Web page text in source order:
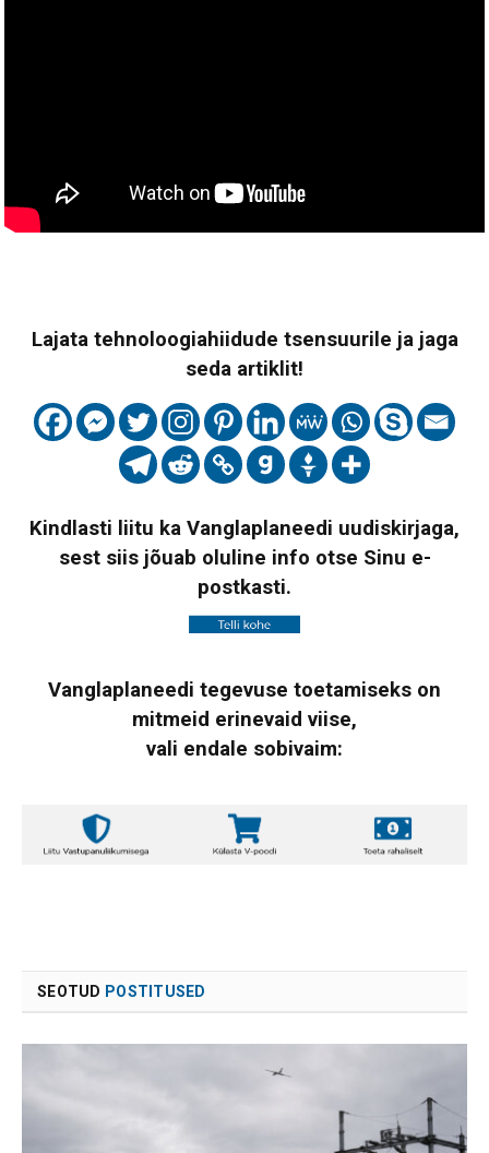
Lajata tehnoloogiahiidude tsensuurile ja jaga
seda artiklit!
Kindlasti liitu ka Vanglaplaneedi uudiskirjaga,
sest siis jõuab oluline info otse Sinu e-
postkasti.
Vanglaplaneedi tegevuse toetamiseks on
mitmeid erinevaid viise,
vali endale sobivaim:
SEOTUD POSTITUSED